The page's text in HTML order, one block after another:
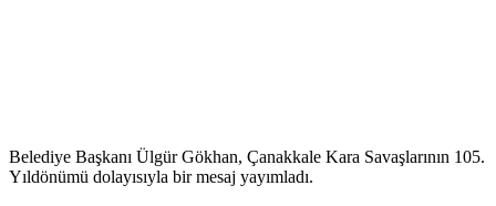
Belediye Başkanı Ülgür Gökhan, Çanakkale Kara Savaşlarının 105.
Yıldönümü dolayısıyla bir mesaj yayımladı.